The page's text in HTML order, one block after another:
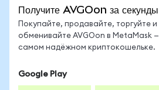
Получите AVGOon за секунды
Покупайте, продавайте, торгуйте и
обменивайте AVGOon в MetaMask —
самом надёжном криптокошельке.
Google Play